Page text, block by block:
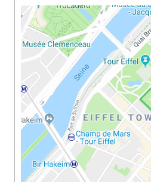
Equipements & Tests
Parcours & Courses
Outils & Réseaux